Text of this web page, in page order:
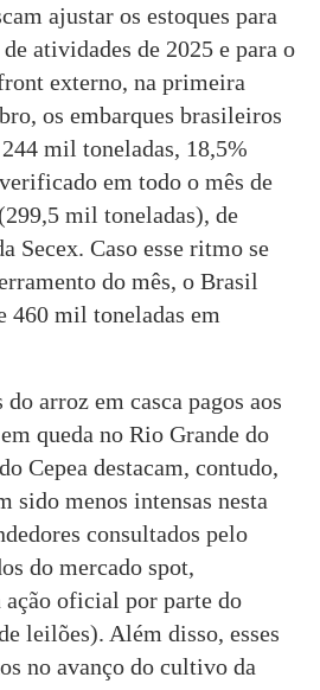
ajustar os estoques para
atividades de 2025 e para o
externo, na primeira
os embarques brasileiros
mil toneladas, 18,5%
em todo o mês de
mil toneladas), de
Secex. Caso esse ritmo se
do mês, o Brasil
460 mil toneladas em
do arroz em casca pagos aos
queda no Rio Grande do
Cepea destacam, contudo,
sido menos intensas nesta
consultados pelo
do mercado spot,
ação oficial por parte do
leilões). Além disso, esses
no avanço do cultivo da